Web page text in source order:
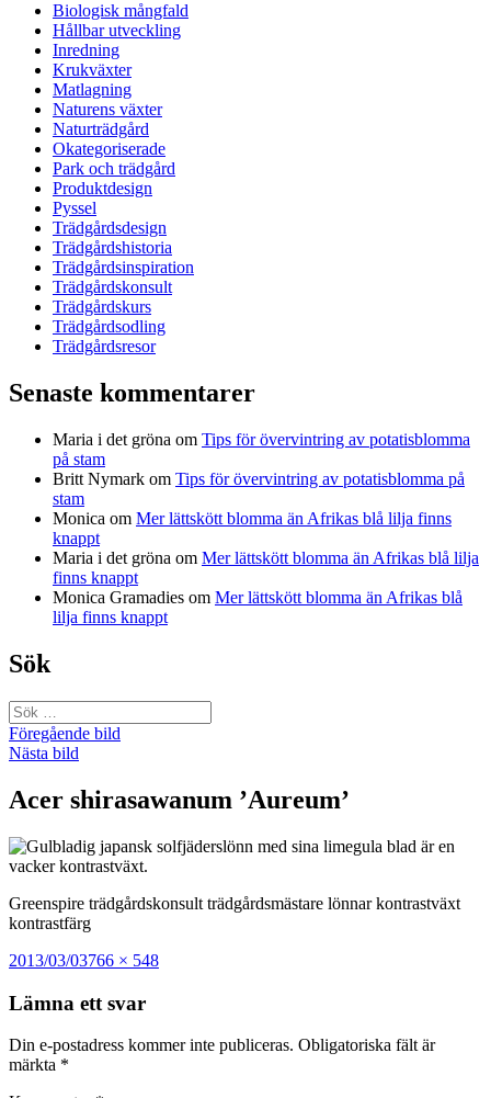
Biologisk mångfald
Hållbar utveckling
Inredning
Krukväxter
Matlagning
Naturens växter
Naturträdgård
Okategoriserade
Park och trädgård
Produktdesign
Pyssel
Trädgårdsdesign
Trädgårdshistoria
Trädgårdsinspiration
Trädgårdskonsult
Trädgårdskurs
Trädgårdsodling
Trädgårdsresor
Senaste kommentarer
Maria i det gröna om Tips för övervintring av potatisblomma
på stam
Britt Nymark om Tips för övervintring av potatisblomma på
stam
Monica om Mer lättskött blomma än Afrikas blå lilja finns
knappt
Maria i det gröna om Mer lättskött blomma än Afrikas blå lilja
finns knappt
Monica Gramadies om Mer lättskött blomma än Afrikas blå
lilja finns knappt
Sök
Sök
efter:
Föregående bild
Nästa bild
Acer shirasawanum ’Aureum’
Greenspire trädgårdskonsult trädgårdsmästare lönnar kontrastväxt
kontrastfärg
Postat
2013/03/03Full
766 × 548
Lämna ett svar
Din e-postadress kommer inte publiceras. Obligatoriska fält är
märkta *